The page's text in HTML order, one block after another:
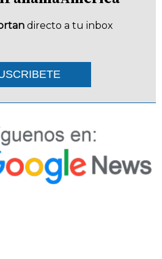
directo a tu inbox